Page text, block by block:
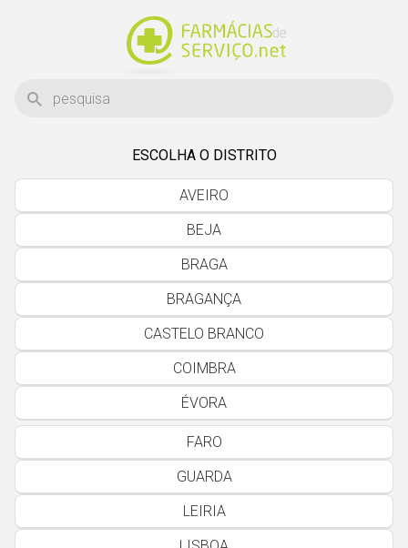
ESCOLHA O DISTRITO
AVEIRO
BEJA
BRAGA
BRAGANÇA
CASTELO BRANCO
COIMBRA
ÉVORA
FARO
GUARDA
LEIRIA